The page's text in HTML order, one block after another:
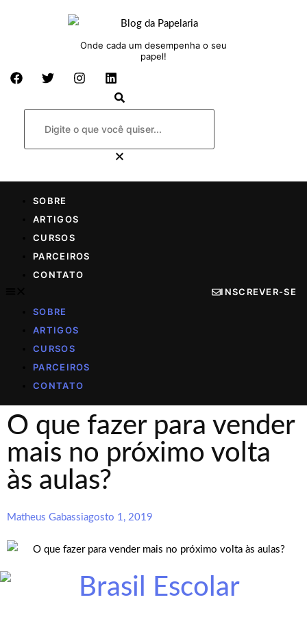
Onde cada um desempenha o seu
papel!
SOBRE
ARTIGOS
CURSOS
PARCEIROS
CONTATO
SOBRE
ARTIGOS
CURSOS
PARCEIROS
CONTATO
INSCREVER-SE
O que fazer para vender
mais no próximo volta
às aulas?
Matheus Gabassiagosto 1, 2019